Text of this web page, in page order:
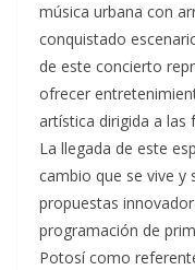
música urbana con
conquistado
de este concierto
ofrecer
artística dirigida a las
La llegada de este
cambio que se vive y
propuestas
programación de
Potosí como